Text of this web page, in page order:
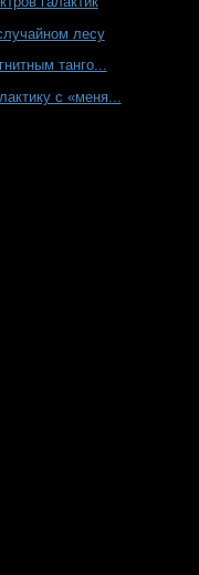
лесу
танго...
с «меня...